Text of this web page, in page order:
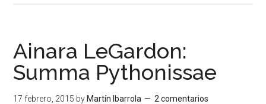
Ainara LeGardon:
Summa Pythonissae
17 febrero, 2015 by Martín Ibarrola 2 comentarios